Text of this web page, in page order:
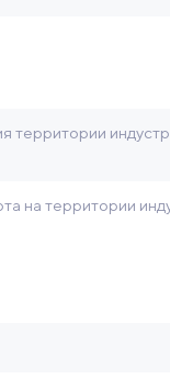
на территории